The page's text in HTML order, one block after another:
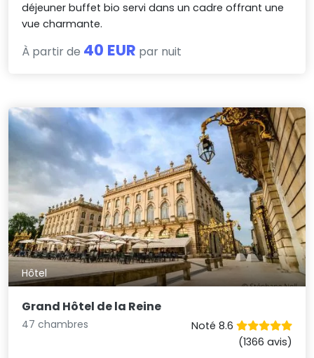
déjeuner buffet bio servi dans un cadre offrant une
vue charmante.
À partir de 40 EUR par nuit
Hôtel
Grand Hôtel de la Reine
47 chambres
Noté 8.6
(1366 avis)